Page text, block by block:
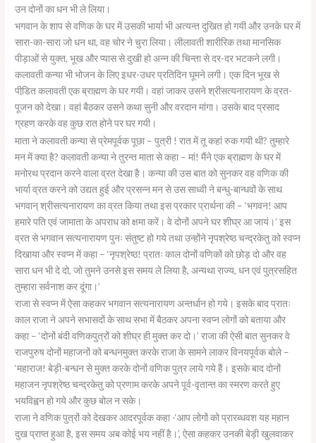
उन दोनों का धन भी ले लिया।
भगवान के शाप से वणिक के घर में उसकी भार्या भी अत्यन्त दुखित हो गयी और उनके घर में
सारा-का-सारा जो धन था, वह चोर ने चुरा लिया। लीलावती शारीरिक तथा मानसिक
पीड़ाओं से युक्त, भूख और प्यास से दुखी हो अन्न की चिन्ता से दर-दर भटकने लगी।
कलावती कन्या भी भोजन के लिए इधर-उधर प्रतिदिन घूमने लगी। एक दिन भूख से
पीडि़त कलावती एक ब्राह्मण के घर गयी। वहां जाकर उसने श्रीसत्यनारायण के व्रत-
पूजन को देखा। वहां बैठकर उसने कथा सुनी और वरदान मांगा। उसके बाद प्रसाद
ग्रहण करके वह कुछ रात होने पर घर गयी।
माता ने कलावती कन्या से प्रेमपूर्वक पूछा – पुत्री ! रात में तू कहां रुक गयी थी? तुम्हारे
मन में क्या है? कलावती कन्या ने तुरन्त माता से कहा – मां! मैंने एक ब्राह्मण के घर में
मनोरथ प्रदान करने वाला व्रत देखा है। कन्या की उस बात को सुनकर वह वणिक की
भार्या व्रत करने को उद्यत हुई और प्रसन्न मन से उस साध्वी ने बन्धु-बान्धवों के साथ
भगवान् श्रीसत्यनारायण का व्रत किया तथा इस प्रकार प्रार्थना की – ‘भगवन! आप
हमारे पति एवं जामाता के अपराध को क्षमा करें। वे दोनों अपने घर शीघ्र आ जायं।’ इस
व्रत से भगवान सत्यनारायण पुनः संतुष्ट हो गये तथा उन्होंने नृपश्रेष्ठ चन्द्रकेतु को स्वप्न
दिखाया और स्वप्न में कहा – ‘नृपश्रेष्ठ! प्रातः काल दोनों वणिकों को छोड़ दो और वह
सारा धन भी दे दो, जो तुमने उनसे इस समय ले लिया है, अन्यथा राज्य, धन एवं पुत्रसहित
तुम्हारा सर्वनाश कर दूंगा।’
राजा से स्वप्न में ऐसा कहकर भगवान सत्यनारायण अन्तर्धान हो गये। इसके बाद प्रातः
काल राजा ने अपने सभासदों के साथ सभा में बैठकर अपना स्वप्न लोगों को बताया और
कहा – ‘दोनों बंदी वणिकपुत्रों को शीघ्र ही मुक्त कर दो।’ राजा की ऐसी बात सुनकर वे
राजपुरुष दोनों महाजनों को बन्धनमुक्त करके राजा के सामने लाकर विनयपूर्वक बोले –
‘महाराज! बेड़ी-बन्धन से मुक्त करके दोनों वणिक पुत्र लाये गये हैं। इसके बाद दोनों
महाजन नृपश्रेष्ठ चन्द्रकेतु को प्रणाम करके अपने पूर्व-वृतान्त का स्मरण करते हुए
भयविह्वन हो गये और कुछ बोल न सके।
राजा ने वणिक पुत्रों को देखकर आदरपूर्वक कहा -‘आप लोगों को प्रारब्धवश यह महान
दुख प्राप्त हुआ है, इस समय अब कोई भय नहीं है।’, ऐसा कहकर उनकी बेड़ी खुलवाकर